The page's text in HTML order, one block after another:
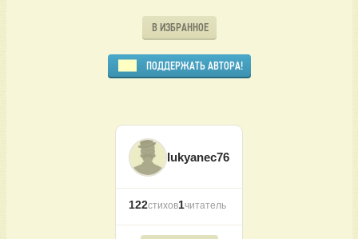
В ИЗБРАННОЕ
ПОДДЕРЖАТЬ АВТОРА!
lukyanec76
122стихов1читатель